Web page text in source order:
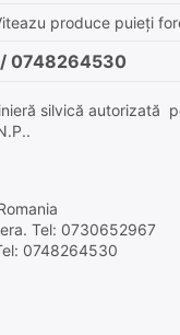
produce puieți
0748264530
silvică autorizată
Tel: 0730652967
0748264530